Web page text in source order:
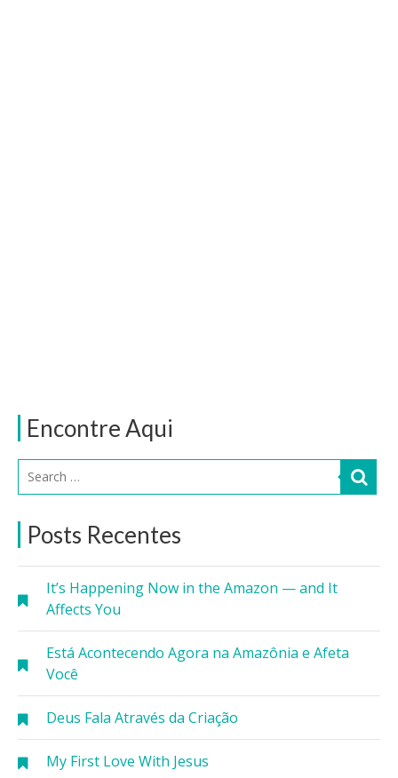
Encontre Aqui
Posts Recentes
It’s Happening Now in the Amazon — and It
Affects You
Está Acontecendo Agora na Amazônia e Afeta
Você
Deus Fala Através da Criação
My First Love With Jesus